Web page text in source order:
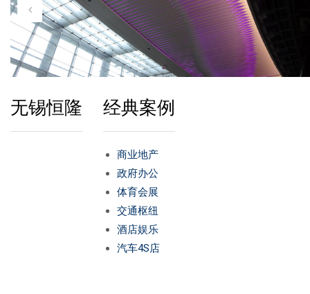
铝单板
多彩铝板
石头铝板
无锡恒隆 经典案例
商业地产
政府办公
体育会展
交通枢纽
酒店娱乐
汽车4S店